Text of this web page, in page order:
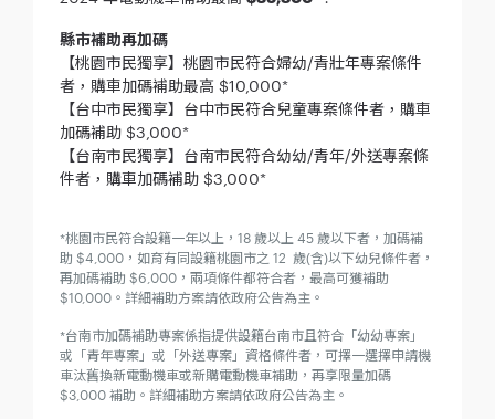
縣市補助再加碼
【桃園市民獨享】桃園市民符合婦幼/青壯年專案條件
者，購車加碼補助最高 $10,000*
【台中市民獨享】台中市民符合兒童專案條件者，購車
加碼補助 $3,000*
【台南市民獨享】台南市民符合幼幼/青年/外送專案條
件者，購車加碼補助 $3,000*
*桃園市民符合設籍一年以上，18 歲以上 45 歲以下者，加碼補
助 $4,000，如育有同設籍桃園市之 12 歲(含)以下幼兒條件者，
再加碼補助 $6,000，兩項條件都符合者，最高可獲補助
$10,000。詳細補助方案請依政府公告為主。
*台南市加碼補助專案係指提供設籍台南市且符合「幼幼專案」
或「青年專案」或「外送專案」資格條件者，可擇一選擇申請機
車汰舊換新電動機車或新購電動機車補助，再享限量加碼
$3,000 補助。詳細補助方案請依政府公告為主。